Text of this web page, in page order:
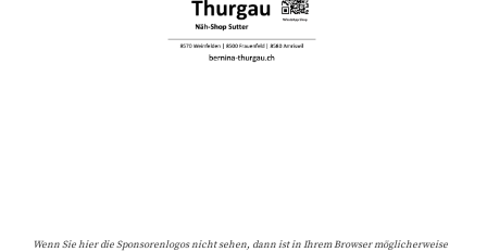
Wenn Sie hier die Sponsorenlogos nicht sehen, dann ist in Ihrem Browser möglicherweise